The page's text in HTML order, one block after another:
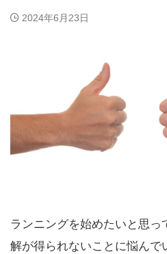
2024年6月23日
ランニングを始めたいと思っ
解が得られないことに悩んで